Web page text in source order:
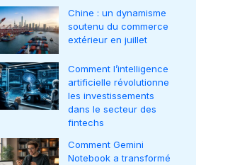
Chine : un dynamisme
soutenu du commerce
extérieur en juillet
Comment l’intelligence
artificielle révolutionne
les investissements
dans le secteur des
fintechs
Comment Gemini
Notebook a transformé